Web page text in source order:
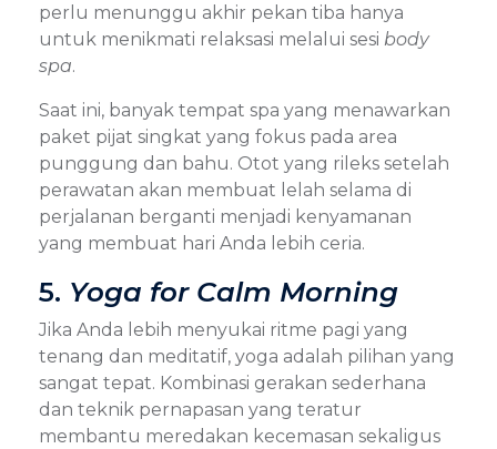
perlu menunggu akhir pekan tiba hanya
untuk menikmati relaksasi melalui sesi body
spa.
Saat ini, banyak tempat spa yang menawarkan
paket pijat singkat yang fokus pada area
punggung dan bahu. Otot yang rileks setelah
perawatan akan membuat lelah selama di
perjalanan berganti menjadi kenyamanan
yang membuat hari Anda lebih ceria.
5. Yoga for Calm Morning
Jika Anda lebih menyukai ritme pagi yang
tenang dan meditatif, yoga adalah pilihan yang
sangat tepat. Kombinasi gerakan sederhana
dan teknik pernapasan yang teratur
membantu meredakan kecemasan sekaligus